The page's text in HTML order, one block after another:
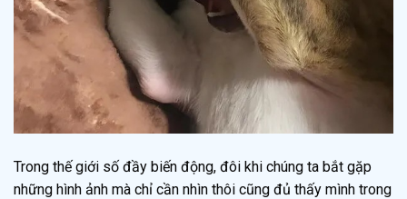
Trong thế giới số đầy biến động, đôi khi chúng ta bắt gặp
những hình ảnh mà chỉ cần nhìn thôi cũng đủ thấy mình trong